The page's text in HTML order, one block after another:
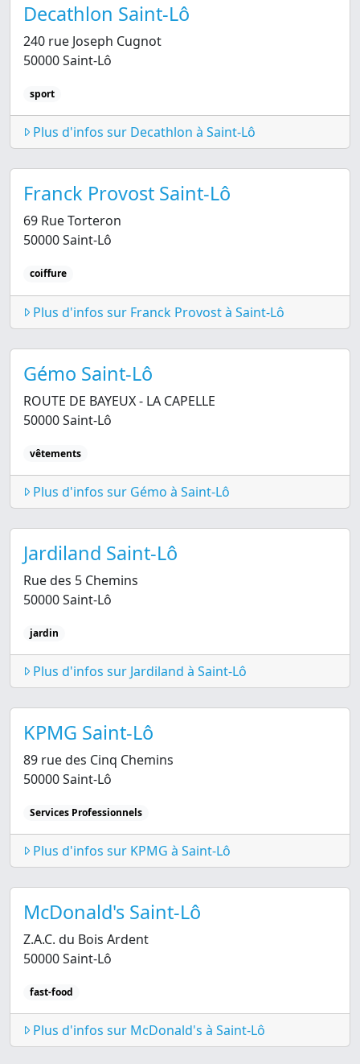
Decathlon Saint-Lô
240 rue Joseph Cugnot
50000 Saint-Lô
sport
Plus d'infos sur Decathlon à Saint-Lô
Franck Provost Saint-Lô
69 Rue Torteron
50000 Saint-Lô
coiffure
Plus d'infos sur Franck Provost à Saint-Lô
Gémo Saint-Lô
ROUTE DE BAYEUX - LA CAPELLE
50000 Saint-Lô
vêtements
Plus d'infos sur Gémo à Saint-Lô
Jardiland Saint-Lô
Rue des 5 Chemins
50000 Saint-Lô
jardin
Plus d'infos sur Jardiland à Saint-Lô
KPMG Saint-Lô
89 rue des Cinq Chemins
50000 Saint-Lô
Services Professionnels
Plus d'infos sur KPMG à Saint-Lô
McDonald's Saint-Lô
Z.A.C. du Bois Ardent
50000 Saint-Lô
fast-food
Plus d'infos sur McDonald's à Saint-Lô